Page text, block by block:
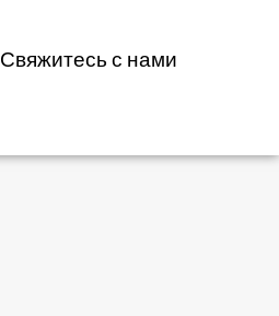
Свяжитесь с нами